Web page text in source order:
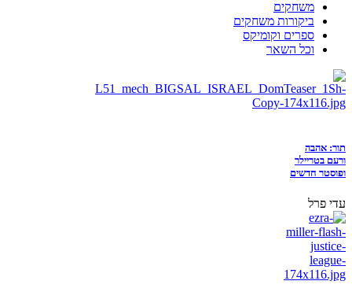
משחקים
ביקורות משחקים
ספרים וקומיקס
וכל השאר
תור: אהבה
ורעם בטריילר
ופוסטר חדשים
עדי פרל